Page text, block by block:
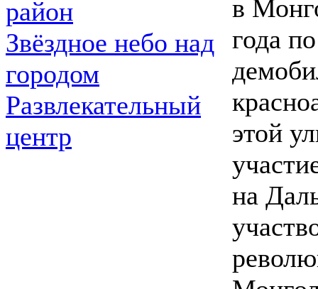
район
Звёздное небо над
городом
Развлекательный
центр
в
года
этой
на